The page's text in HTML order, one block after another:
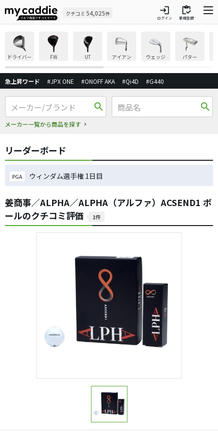
クチコミ 54,025件 login
ログイン
inventory
新規登録
ドライバー FW UT アイアン ウェッジ パター
急上昇ワード #JPX ONE #ONOFF AKA #Qi4D #G440
search
メーカー一覧から商品を探す
search
リーダーボード
PGA ウィンダム選手権 1日目
姜商事／ALPHA／ALPHA（アルファ）ACSEND1 ボ
ールのクチコミ評価
1件